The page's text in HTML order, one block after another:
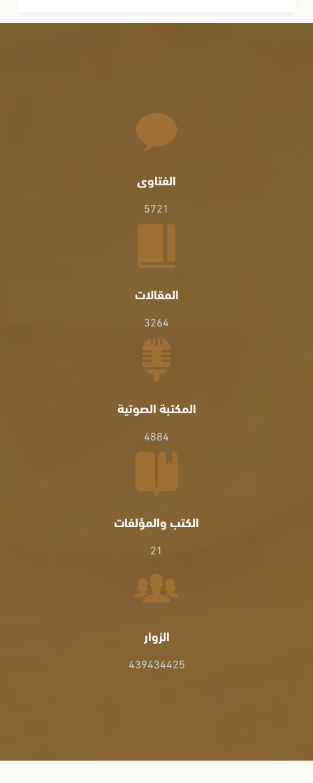
الفتاوى
5721
المقالات
3264
المكتبة الصوتية
4884
الكتب والمؤلفات
21
الزوار
439434425